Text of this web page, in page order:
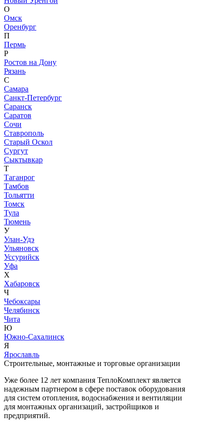
О
Омск
Оренбург
П
Пермь
Р
Ростов на Дону
Рязань
С
Самара
Санкт-Петербург
Саранск
Саратов
Сочи
Ставрополь
Старый Оскол
Сургут
Сыктывкар
Т
Таганрог
Тамбов
Тольятти
Томск
Тула
Тюмень
У
Улан-Удэ
Ульяновск
Уссурийск
Уфа
Х
Хабаровск
Ч
Чебоксары
Челябинск
Чита
Ю
Южно-Сахалинск
Я
Ярославль
Строительные, монтажные и торговые организации
Уже более 12 лет компания ТеплоКомплект является
надежным партнером в сфере поставок оборудования
для систем отопления, водоснабжения и вентиляции
для монтажных организаций, застройщиков и
предприятий.